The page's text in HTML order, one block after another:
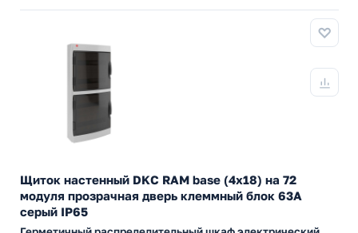
Щиток настенный DKC RAM base (4х18) на 72
модуля прозрачная дверь клеммный блок 63А
серый IP65